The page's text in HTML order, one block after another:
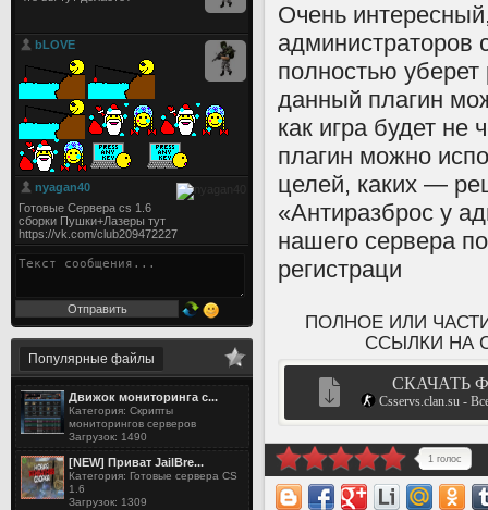
Популярные файлы
Движок мониторинга с...
Категория: Скрипты
мониторингов серверов
Загрузок: 1490
[NEW] Приват JailBre...
Категория: Готовые сервера CS
1.6
Загрузок: 1309
Очень
администраторов
полностью
данный плагин
как игра будет не
плагин можно
целей, каких —
«Антиразброс у
нашего сервера
регистраци
ПОЛНОЕ ИЛИ
ССЫЛКИ НА
СКАЧАТЬ
Csservs.clan.su -
1 голос